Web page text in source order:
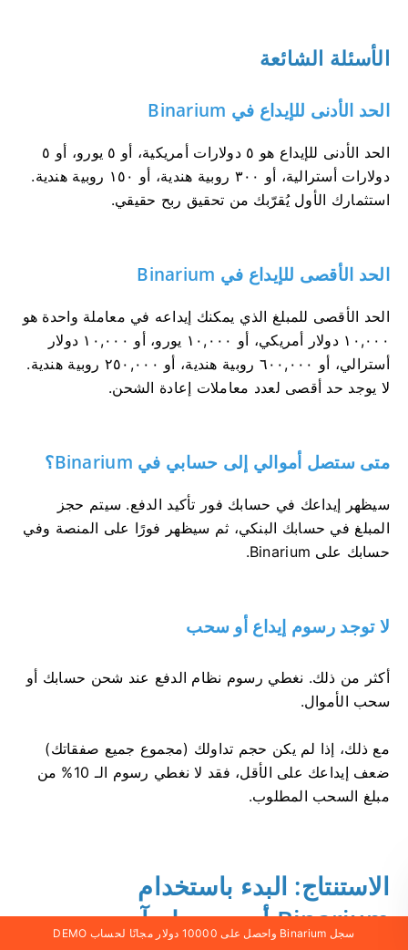
الأسئلة الشائعة
الحد الأدنى للإيداع في Binarium
الحد الأدنى للإيداع هو ٥ دولارات أمريكية، أو ٥ يورو، أو ٥
دولارات أسترالية، أو ٣٠٠ روبية هندية، أو ١٥٠ روبية هندية.
استثمارك الأول يُقرّبك من تحقيق ربح حقيقي.
الحد الأقصى للإيداع في Binarium
الحد الأقصى للمبلغ الذي يمكنك إيداعه في معاملة واحدة هو
١٠,٠٠٠ دولار أمريكي، أو ١٠,٠٠٠ يورو، أو ١٠,٠٠٠ دولار
أسترالي، أو ٦٠٠,٠٠٠ روبية هندية، أو ٢٥٠,٠٠٠ روبية هندية.
لا يوجد حد أقصى لعدد معاملات إعادة الشحن.
متى ستصل أموالي إلى حسابي في Binarium؟
سيظهر إيداعك في حسابك فور تأكيد الدفع. سيتم حجز
المبلغ في حسابك البنكي، ثم سيظهر فورًا على المنصة وفي
حسابك على Binarium.
لا توجد رسوم إيداع أو سحب
أكثر من ذلك. نغطي رسوم نظام الدفع عند شحن حسابك أو
سحب الأموال.
مع ذلك، إذا لم يكن حجم تداولك (مجموع جميع صفقاتك)
ضعف إيداعك على الأقل، فقد لا نغطي رسوم الـ 10% من
مبلغ السحب المطلوب.
الاستنتاج: البدء باستخدام
Binarium أمر بسيط وآمن
سجل Binarium واحصل على 10000 دولار مجانًا لحساب DEMO